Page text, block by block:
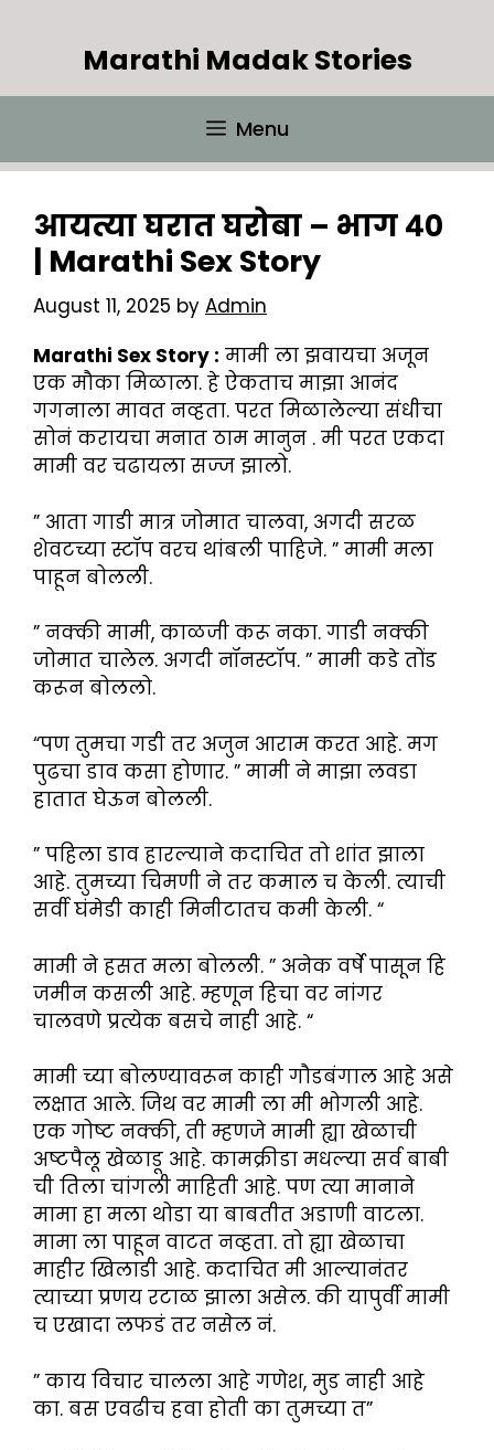
Marathi Madak Stories
Menu
आयत्या घरात घरोबा – भाग ४०
| Marathi Sex Story
August 11, 2025 by Admin
Marathi Sex Story : मामी ला झवायचा अजून
एक मौका मिळाला. हे ऐकताच माझा आनंद
गगनाला मावत नव्हता. परत मिळालेल्या संधीचा
सोनं करायचा मनात ठाम मानुन . मी परत एकदा
मामी वर चढायला सज्ज झालो.
” आता गाडी मात्र जोमात चालवा, अगदी सरळ
शेवटच्या स्टॉप वरच थांबली पाहिजे. ” मामी मला
पाहून बोलली.
” नक्की मामी, काळजी करू नका. गाडी नक्की
जोमात चालेल. अगदी नॉनस्टॉप. ” मामी कडे तोंड
करून बोललो.
“पण तुमचा गडी तर अजुन आराम करत आहे. मग
पुढचा डाव कसा होणार. ” मामी ने माझा लवडा
हातात घेऊन बोलली.
” पहिला डाव हारल्याने कदाचित तो शांत झाला
आहे. तुमच्या चिमणी ने तर कमाल च केली. त्याची
सर्वी घंमेडी काही मिनीटातच कमी केली. “
मामी ने हसत मला बोलली. ” अनेक वर्षे पासून हि
जमीन कसली आहे. म्हणून हिचा वर नांगर
चालवणे प्रत्येक बसचे नाही आहे. “
मामी च्या बोलण्यावरून काही गौडबंगाल आहे असे
लक्षात आले. जिथ वर मामी ला मी भोगली आहे.
एक गोष्ट नक्की, ती म्हणजे मामी ह्या खेळाची
अष्टपैलू खेळाडू आहे. कामक्रीडा मधल्या सर्व बाबी
ची तिला चांगली माहिती आहे. पण त्या मानाने
मामा हा मला थोडा या बाबतीत अडाणी वाटला.
मामा ला पाहून वाटत नव्हता. तो ह्या खेळाचा
माहीर खिलाडी आहे. कदाचित मी आल्यानंतर
त्याच्या प्रणय रटाळ झाला असेल. की यापुर्वी मामी
च एखादा लफडं तर नसेल नं.
” काय विचार चालला आहे गणेश, मुड नाही आहे
का. बस एवढीच हवा होती का तुमच्या त”